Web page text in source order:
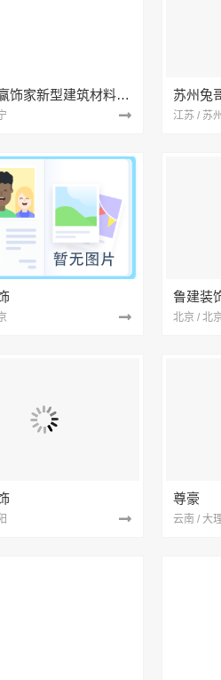
海南万赢饰家新型建筑材料有限公司
江苏 / 苏州
鲁建装
北京 / 北
尊豪
云南 / 大